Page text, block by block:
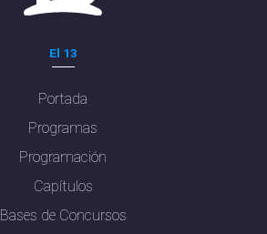
El 13
Portada
Programas
Programación
Capítulos
Bases de Concursos